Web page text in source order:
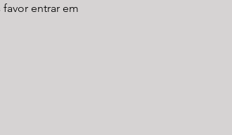
favor entrar em